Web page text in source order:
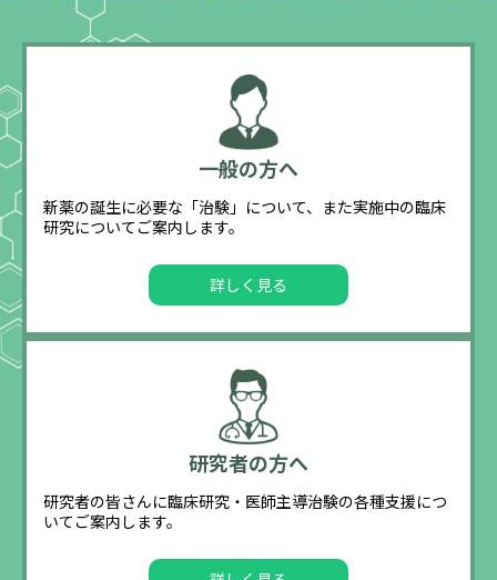
一般の方へ
新薬の誕生に必要な「治験」について、また実施中の臨床
研究についてご案内します。
詳しく見る
研究者の方へ
研究者の皆さんに臨床研究・医師主導治験の各種支援につ
いてご案内します。